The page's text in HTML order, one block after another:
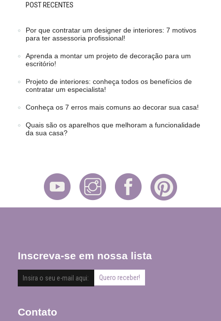
POST RECENTES
Por que contratar um designer de interiores: 7 motivos
para ter assessoria profissional!
Aprenda a montar um projeto de decoração para um
escritório!
Projeto de interiores: conheça todos os benefícios de
contratar um especialista!
Conheça os 7 erros mais comuns ao decorar sua casa!
Quais são os aparelhos que melhoram a funcionalidade
da sua casa?
Inscreva-se em nossa lista
Contato